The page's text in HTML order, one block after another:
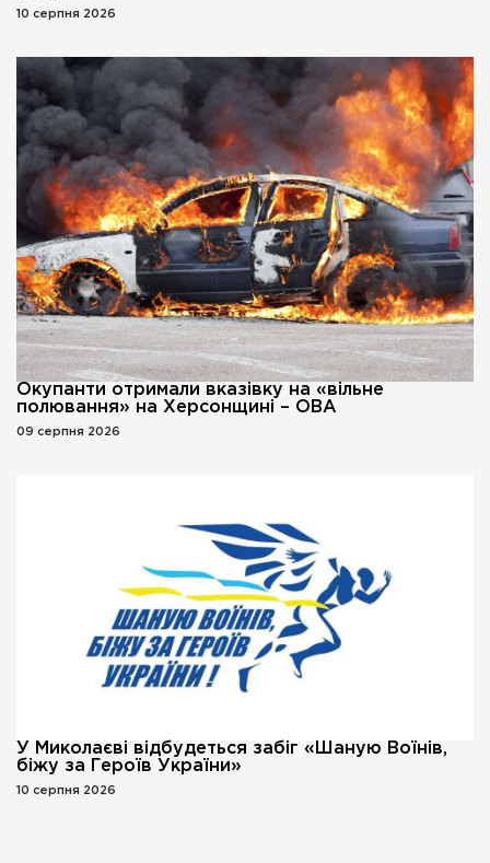
10 серпня 2026
Окупанти отримали вказівку на «вільне
полювання» на Херсонщині – ОВА
09 серпня 2026
У Миколаєві відбудеться забіг «Шаную Воїнів,
біжу за Героїв України»
10 серпня 2026